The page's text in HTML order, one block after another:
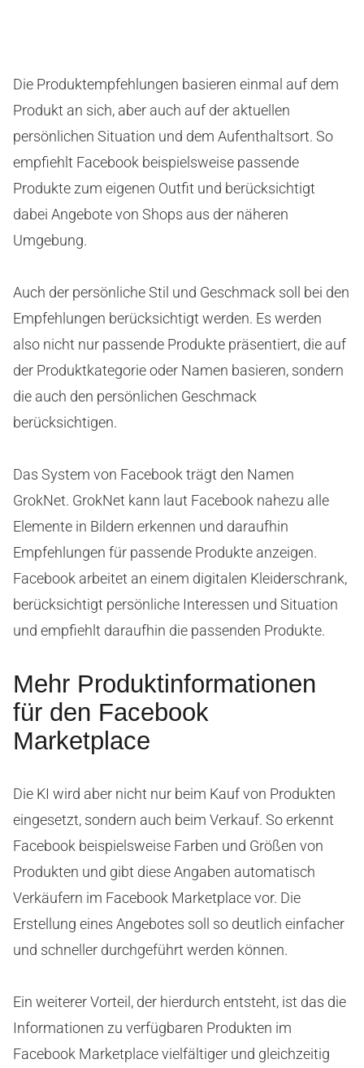
Die Produktempfehlungen basieren einmal auf dem
Produkt an sich, aber auch auf der aktuellen
persönlichen Situation und dem Aufenthaltsort. So
empfiehlt Facebook beispielsweise passende
Produkte zum eigenen Outfit und berücksichtigt
dabei Angebote von Shops aus der näheren
Umgebung.
Auch der persönliche Stil und Geschmack soll bei den
Empfehlungen berücksichtigt werden. Es werden
also nicht nur passende Produkte präsentiert, die auf
der Produktkategorie oder Namen basieren, sondern
die auch den persönlichen Geschmack
berücksichtigen.
Das System von Facebook trägt den Namen
GrokNet. GrokNet kann laut Facebook nahezu alle
Elemente in Bildern erkennen und daraufhin
Empfehlungen für passende Produkte anzeigen.
Facebook arbeitet an einem digitalen Kleiderschrank,
berücksichtigt persönliche Interessen und Situation
und empfiehlt daraufhin die passenden Produkte.
Mehr Produktinformationen
für den Facebook
Marketplace
Die KI wird aber nicht nur beim Kauf von Produkten
eingesetzt, sondern auch beim Verkauf. So erkennt
Facebook beispielsweise Farben und Größen von
Produkten und gibt diese Angaben automatisch
Verkäufern im Facebook Marketplace vor. Die
Erstellung eines Angebotes soll so deutlich einfacher
und schneller durchgeführt werden können.
Ein weiterer Vorteil, der hierdurch entsteht, ist das die
Informationen zu verfügbaren Produkten im
Facebook Marketplace vielfältiger und gleichzeitig